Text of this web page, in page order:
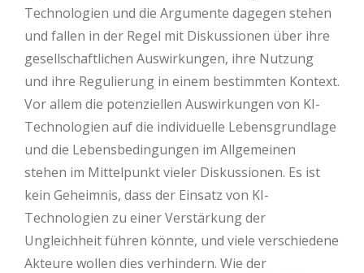
Technologien und die Argumente dagegen stehen
und fallen in der Regel mit Diskussionen über ihre
gesellschaftlichen Auswirkungen, ihre Nutzung
und ihre Regulierung in einem bestimmten Kontext.
Vor allem die potenziellen Auswirkungen von KI-
Technologien auf die individuelle Lebensgrundlage
und die Lebensbedingungen im Allgemeinen
stehen im Mittelpunkt vieler Diskussionen. Es ist
kein Geheimnis, dass der Einsatz von KI-
Technologien zu einer Verstärkung der
Ungleichheit führen könnte, und viele verschiedene
Akteure wollen dies verhindern. Wie der